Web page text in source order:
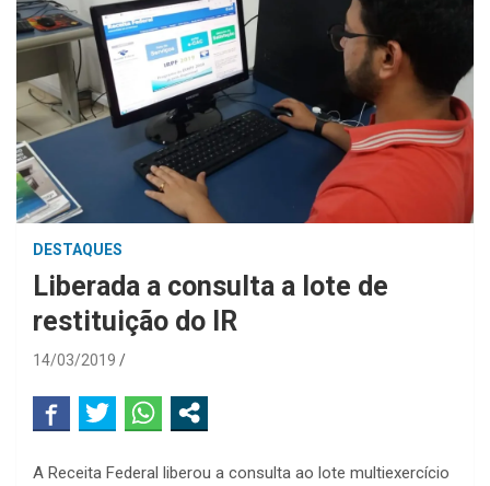
DESTAQUES
Liberada a consulta a lote de
restituição do IR
14/03/2019
A Receita Federal liberou a consulta ao lote multiexercício